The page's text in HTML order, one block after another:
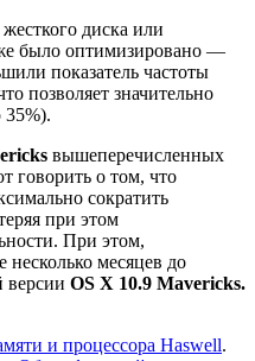
диска или
было оптимизировано —
показатель частоты
позволяет значительно
35%).
вышеперечисленных
говорить о том, что
сократить
при этом
При этом,
несколько месяцев до
версии OS X 10.9 Mavericks.
и процессора Haswell.